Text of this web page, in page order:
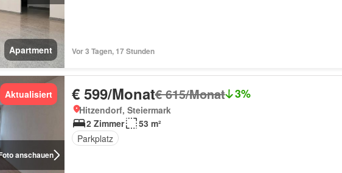
Apartment Vor 3 Tagen, 17 Stunden
anschauen
Aktualisiert € 599/Monat€ 615/Monat 3%
Hitzendorf, Steiermark
2 Zimmer
53 m²
Parkplatz